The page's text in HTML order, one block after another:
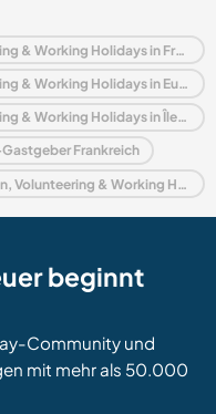
Aufenthalte bei Gastfamilien, Volunteering & Working Holidays in Frankreich
Aufenthalte bei Gastfamilien, Volunteering & Working Holidays in Europa
Aufenthalte bei Gastfamilien, Volunteering & Working Holidays in Île-de-France
Frankreich
Last minute Aufenthalte bei Gastfamilien, Volunteering & Working Holidays in Frankreich
beginnt
Community und
mit mehr als 50.000